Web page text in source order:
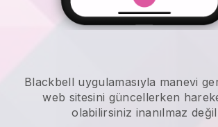
Blackbell uygulamasıyla manevi
web sitesini güncellerken
olabilirsiniz inanılmaz